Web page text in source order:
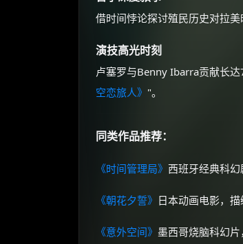
借时间悖论探讨殖民历史对拉
演技高光时刻
卢塞罗与Benny Ibarra贡献长
空恋旅人》 "。
同类作品推荐：
《时间管理局》 西班牙经典科幻
《朝花夕誓》 日本动画电影，
《意外空间》 墨西哥烧脑科幻片